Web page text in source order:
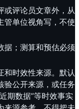
或评论员文章外，从
管单位视角写，不使
据；测算和预估必须
和时效性来源。默认
验公开来源，或任务
期数据”等时效事实